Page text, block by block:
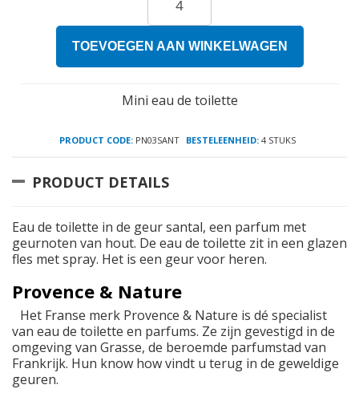
TOEVOEGEN AAN WINKELWAGEN
Mini eau de toilette
PRODUCT CODE: PN03SANT BESTELEENHEID: 4 STUKS
PRODUCT DETAILS
Eau de toilette in de geur santal, een parfum met
geurnoten van hout. De eau de toilette zit in een glazen
fles met spray. Het is een geur voor heren.
Provence & Nature
Het Franse merk Provence & Nature is dé specialist
van eau de toilette en parfums. Ze zijn gevestigd in de
omgeving van Grasse, de beroemde parfumstad van
Frankrijk. Hun know how vindt u terug in de geweldige
geuren.